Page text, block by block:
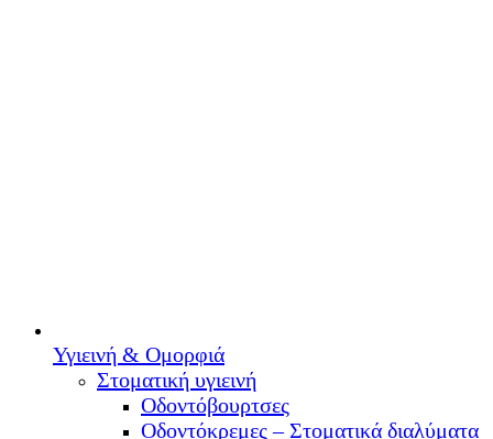
Υγιεινή & Ομορφιά
Στοματική υγιεινή
Οδοντόβουρτσες
Οδοντόκρεμες – Στοματικά διαλύματα